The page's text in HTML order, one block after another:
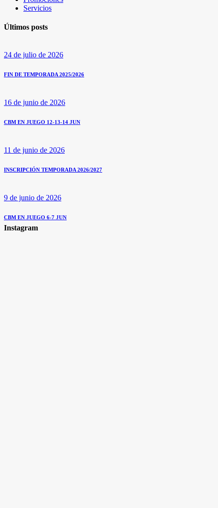
Servicios
Últimos posts
24 de julio de 2026
FIN DE TEMPORADA 2025/2026
16 de junio de 2026
CBM EN JUEGO 12-13-14 JUN
11 de junio de 2026
INSCRIPCIÓN TEMPORADA 2026/2027
9 de junio de 2026
CBM EN JUEGO 6-7 JUN
Instagram